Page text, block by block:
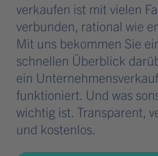
verkaufen ist mit vielen
verbunden, rational wie
Mit uns bekommen Sie
schnellen Überblick
ein Unternehmensverkauf
funktioniert. Und was
wichtig ist. Transparent,
und kostenlos.